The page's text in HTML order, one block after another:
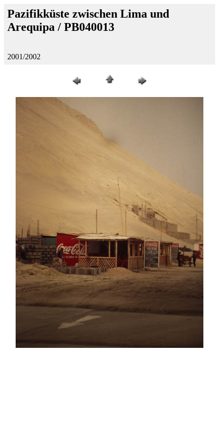
Pazifikküste zwischen Lima und
Arequipa / PB040013
2001/2002